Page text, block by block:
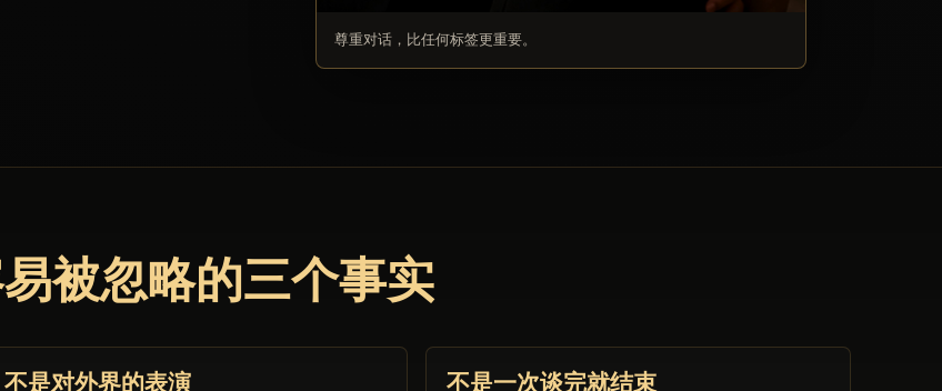
尊重对话，比任何标签更重要。
被忽略的三个事实
不是对外界的表演 不是一次谈完就结束